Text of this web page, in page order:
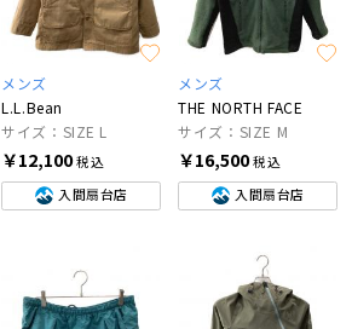
メンズ
L.L.Bean
サイズ：SIZE L
￥12,100税込
入間扇台店
メンズ
THE NORTH FACE
サイズ：SIZE M
￥16,500税込
入間扇台店